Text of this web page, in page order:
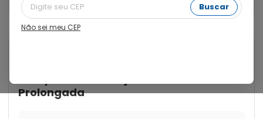
Buscar
Não sei meu CEP
Ação Prolongada
Prolongada